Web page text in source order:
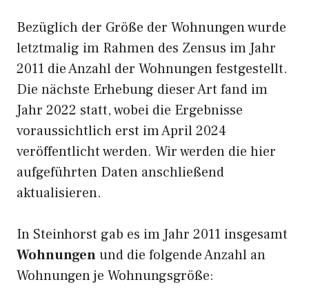
Bezüglich der Größe der Wohnungen wurde
letztmalig im Rahmen des Zensus im Jahr
2011 die Anzahl der Wohnungen festgestellt.
Die nächste Erhebung dieser Art fand im
Jahr 2022 statt, wobei die Ergebnisse
voraussichtlich erst im April 2024
veröffentlicht werden. Wir werden die hier
aufgeführten Daten anschließend
aktualisieren.
In Steinhorst gab es im Jahr 2011 insgesamt
Wohnungenund die folgende Anzahl an
Wohnungen je Wohnungsgröße: